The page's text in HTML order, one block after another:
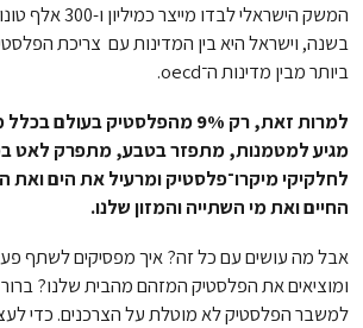
המשק הישראלי
בשנה, וישראל היא בין המדינות עם צריכת
ביותר מבין מדינות ה־oecd.
למרות זאת, רק 9% מהפלסטיק
מגיע למטמנות, מתפזר בטבע, מתפרק לאט
לחלקיקי מיקרו־פלסטיק ומרעיל את הים
החיים ואת מי השתייה והמזון שלנו.
אבל מה עושים עם כל זה? איך מפסיקים לשתף
ומוציאים את הפלסטיק המזהם מהבית שלנו?
למשבר הפלסטיק לא מוטלת על הצרכנים. כדי